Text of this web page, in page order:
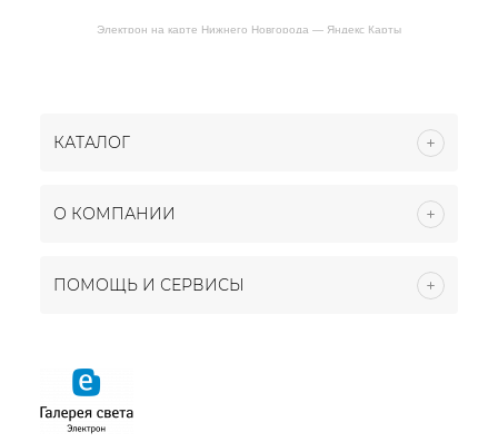
Электрон на карте Нижнего Новгорода — Яндекс Карты
КАТАЛОГ
О КОМПАНИИ
ПОМОЩЬ И СЕРВИСЫ